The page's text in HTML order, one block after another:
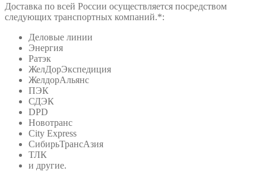
Доставка по всей России осуществляется посредством
следующих транспортных компаний.*:
Деловые линии
Энергия
Ратэк
ЖелДорЭкспедиция
ЖелдорАльянс
ПЭК
СДЭК
DPD
Новотранс
City Express
СибирьТрансАзия
ТЛК
и другие.